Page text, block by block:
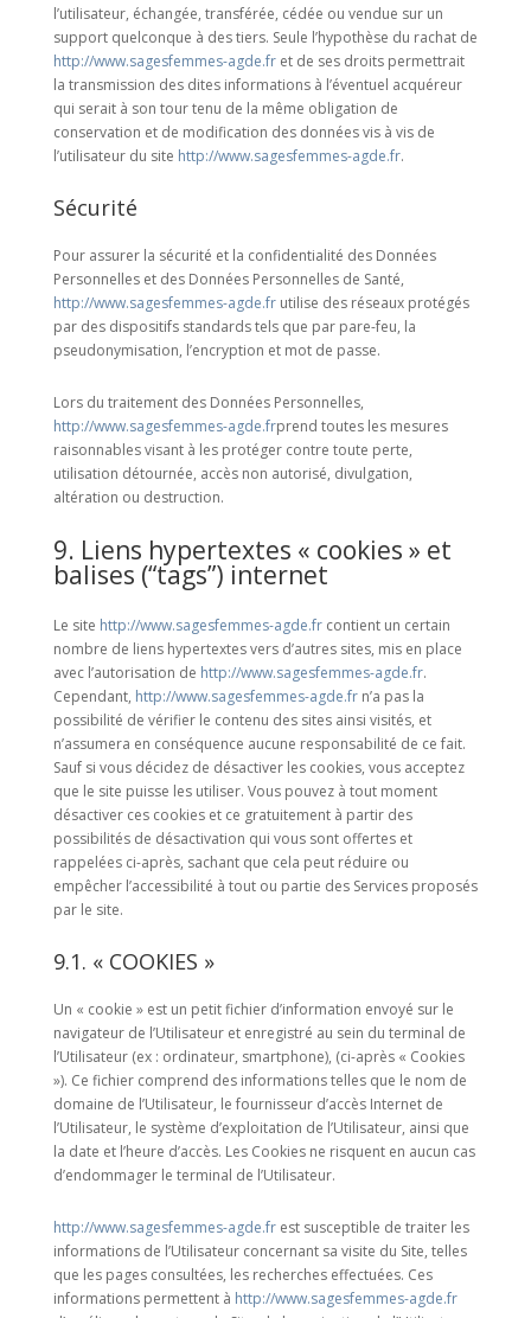
l’utilisateur, échangée, transférée, cédée ou vendue sur un
support quelconque à des tiers. Seule l’hypothèse du rachat de
http://www.sagesfemmes-agde.fret de ses droits permettrait
la transmission des dites informations à l’éventuel acquéreur
qui serait à son tour tenu de la même obligation de
conservation et de modification des données vis à vis de
l’utilisateur du site http://www.sagesfemmes-agde.fr.
Sécurité
Pour assurer la sécurité et la confidentialité des Données
Personnelles et des Données Personnelles de Santé,
http://www.sagesfemmes-agde.frutilise des réseaux protégés
par des dispositifs standards tels que par pare-feu, la
pseudonymisation, l’encryption et mot de passe.
Lors du traitement des Données Personnelles,
http://www.sagesfemmes-agde.frprend toutes les mesures
raisonnables visant à les protéger contre toute perte,
utilisation détournée, accès non autorisé, divulgation,
altération ou destruction.
9. Liens hypertextes « cookies » et
balises (“tags”) internet
Le site http://www.sagesfemmes-agde.frcontient un certain
nombre de liens hypertextes vers d’autres sites, mis en place
avec l’autorisation de http://www.sagesfemmes-agde.fr.
Cependant, http://www.sagesfemmes-agde.frn’a pas la
possibilité de vérifier le contenu des sites ainsi visités, et
n’assumera en conséquence aucune responsabilité de ce fait.
Sauf si vous décidez de désactiver les cookies, vous acceptez
que le site puisse les utiliser. Vous pouvez à tout moment
désactiver ces cookies et ce gratuitement à partir des
possibilités de désactivation qui vous sont offertes et
rappelées ci-après, sachant que cela peut réduire ou
empêcher l’accessibilité à tout ou partie des Services proposés
par le site.
9.1. « COOKIES »
Un « cookie » est un petit fichier d’information envoyé sur le
navigateur de l’Utilisateur et enregistré au sein du terminal de
l’Utilisateur (ex : ordinateur, smartphone), (ci-après « Cookies
»). Ce fichier comprend des informations telles que le nom de
domaine de l’Utilisateur, le fournisseur d’accès Internet de
l’Utilisateur, le système d’exploitation de l’Utilisateur, ainsi que
la date et l’heure d’accès. Les Cookies ne risquent en aucun cas
d’endommager le terminal de l’Utilisateur.
http://www.sagesfemmes-agde.frest susceptible de traiter les
informations de l’Utilisateur concernant sa visite du Site, telles
que les pages consultées, les recherches effectuées. Ces
informations permettent à http://www.sagesfemmes-agde.fr